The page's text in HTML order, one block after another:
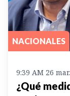
NACIONALES
9:39 AM 26
¿Qué